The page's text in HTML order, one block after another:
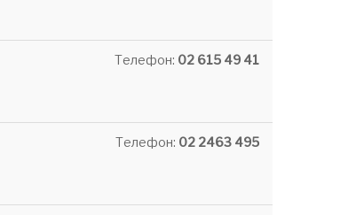
Телефон: 02 615 49 41
Телефон: 02 2463 495